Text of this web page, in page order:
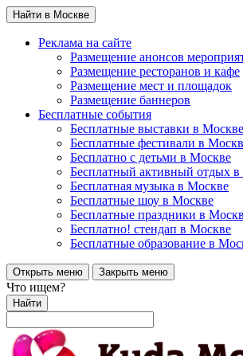
Найти в Москве
Реклама на сайте
Размещение анонсов
Размещение ресторанов и кафе
Размещение мест и площадок
Размещение баннеров
Бесплатные события
Бесплатные выставки в Москве
Бесплатные фестивали в
Бесплатно с детьми в Москве
Бесплатный активный отдых
Бесплатная музыка в Москве
Бесплатные шоу в Москве
Бесплатные праздники в
Бесплатно! стендап в Москве
Бесплатные образование в
Открыть меню Закрыть меню
Что ищем?
Найти